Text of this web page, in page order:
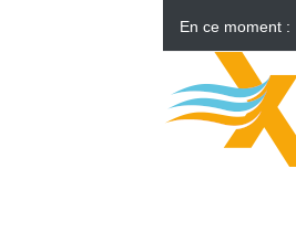
En ce moment :